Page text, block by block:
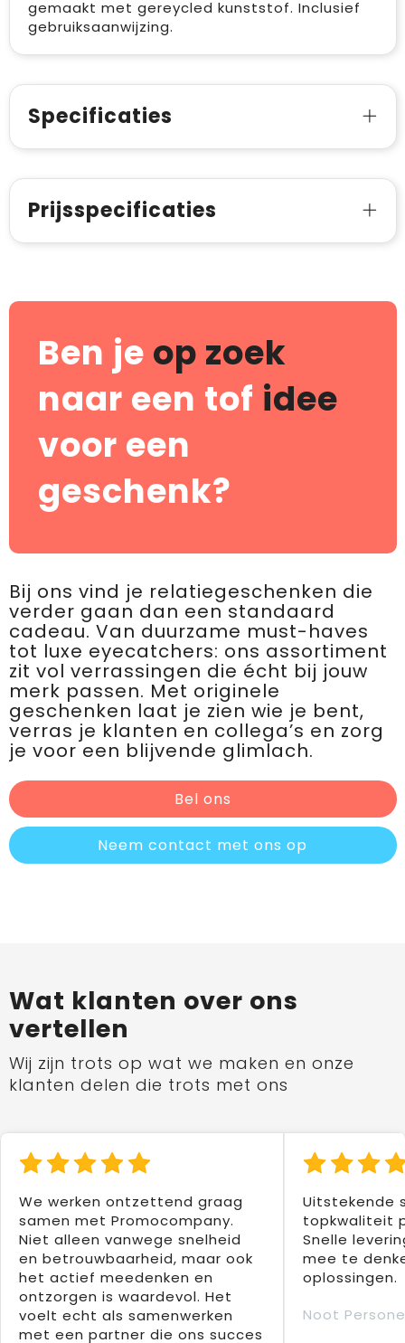
gemaakt met gereycled kunststof. Inclusief
gebruiksaanwijzing.
Specificaties
Prijsspecificaties
Ben je op zoek
naar een tof idee
voor een
geschenk?
Bij ons vind je relatiegeschenken die
verder gaan dan een standaard
cadeau. Van duurzame must-haves
tot luxe eyecatchers: ons assortiment
zit vol verrassingen die écht bij jouw
merk passen. Met originele
geschenken laat je zien wie je bent,
verras je klanten en collega’s en zorg
je voor een blijvende glimlach.
Bel ons
Neem contact met ons op
Wat klanten over ons
vertellen
Wij zijn trots op wat we maken en onze
klanten delen die trots met ons
We werken ontzettend graag
samen met Promocompany.
Niet alleen vanwege snelheid
en betrouwbaarheid, maar ook
het actief meedenken en
ontzorgen is waardevol. Het
voelt echt als samenwerken
met een partner die ons succes
Uitstekende
topkwaliteit
Snelle
mee te
oplossingen.
Noot